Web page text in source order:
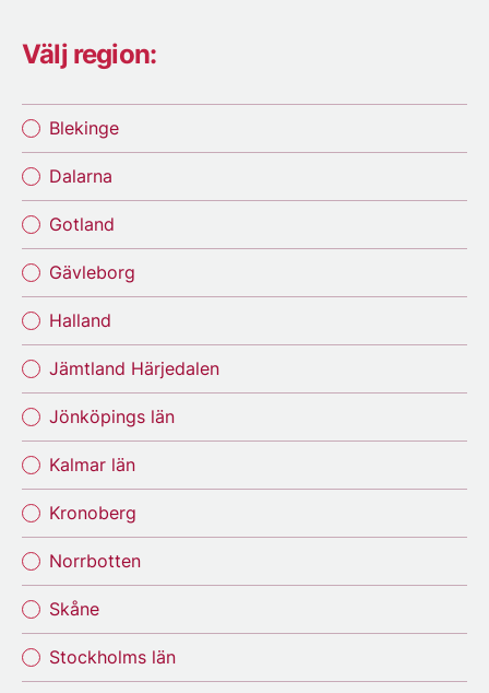
Välj region:
Blekinge
Dalarna
Gotland
Gävleborg
Halland
Jämtland Härjedalen
Jönköpings län
Kalmar län
Kronoberg
Norrbotten
Skåne
Stockholms län